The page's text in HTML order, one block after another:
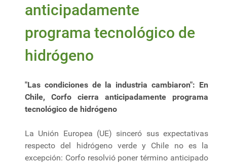
anticipadamente
programa tecnológico de
hidrógeno
"Las condiciones de la industria cambiaron": En
Chile, Corfo cierra anticipadamente programa
tecnológico de hidrógeno
La Unión Europea (UE) sinceró sus expectativas
respecto del hidrógeno verde y Chile no es la
excepción: Corfo resolvió poner término anticipado